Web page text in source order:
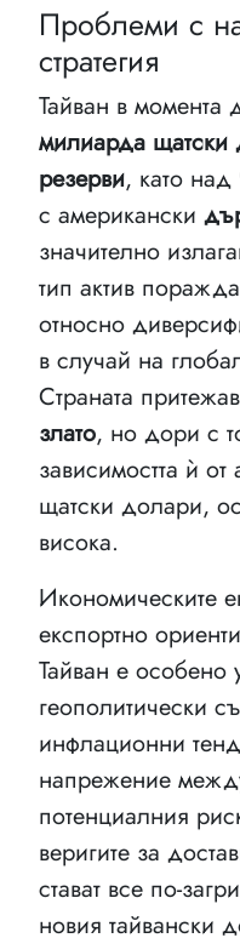
Проблеми с
стратегия
Тайван в
милиарда щатски
резерви, като над
с американски
значително
тип актив
относно
в случай на
Страната
злато, но дори с
зависимостта ѝ
щатски долари,
висока.
Икономическите
експортно
Тайван е особено
геополитически
инфлационни
напрежение
потенциалния
веригите за
стават все по-
новия тайвански